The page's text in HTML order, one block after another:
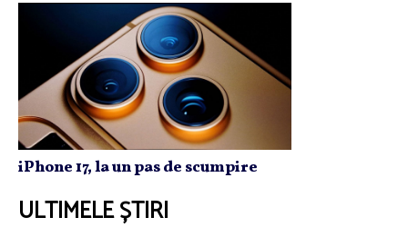
iPhone 17, la un pas de scumpire
ULTIMELE ȘTIRI